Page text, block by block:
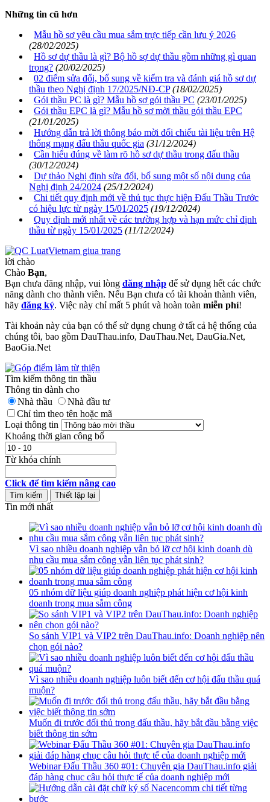
Những tin cũ hơn
Mẫu hồ sơ yêu cầu mua sắm trực tiếp cần lưu ý 2026
(28/02/2025)
Hồ sơ dự thầu là gì? Bộ hồ sợ dự thầu gồm những gì quan
trọng? (20/02/2025)
02 điểm sửa đổi, bổ sung về kiểm tra và đánh giá hồ sơ dự
thầu theo Nghị định 17/2025/NĐ-CP (18/02/2025)
Gói thầu PC là gì? Mẫu hồ sơ gói thầu PC (23/01/2025)
Gói thầu EPC là gì? Mẫu hồ sơ mời thầu gói thầu EPC
(21/01/2025)
Hướng dẫn trả lời thông báo mời đối chiếu tài liệu trên Hệ
thống mạng đấu thầu quốc gia (31/12/2024)
Cần hiểu đúng về làm rõ hồ sơ dự thầu trong đấu thầu
(30/12/2024)
Dự thảo Nghị định sửa đổi, bổ sung một số nội dung của
Nghị định 24/2024 (25/12/2024)
Chi tiết quy định mới về thủ tục thực hiện Đấu Thầu Trước
có hiệu lực từ ngày 15/01/2025 (19/12/2024)
Quy định mới nhất về các trường hợp và hạn mức chỉ định
thầu từ ngày 15/01/2025 (11/12/2024)
lời chào
Chào Bạn,
Bạn chưa đăng nhập, vui lòng đăng nhập để sử dụng hết các chức
năng dành cho thành viên. Nếu Bạn chưa có tài khoản thành viên,
hãy đăng ký. Việc này chỉ mất 5 phút và hoàn toàn miễn phí!
Tài khoản này của bạn có thể sử dụng chung ở tất cả hệ thống của
chúng tôi, bao gồm DauThau.info, DauThau.Net, DauGia.Net,
BaoGia.Net
Tìm kiếm thông tin thầu
Thông tin dành cho
Nhà thầu
Nhà đầu tư
Chỉ tìm theo tên hoặc mã
Loại thông tin
Khoảng thời gian công bố
Từ khóa chính
Click để tìm kiếm nâng cao
Tin mới nhất
Vì sao nhiều doanh nghiệp vẫn bỏ lỡ cơ hội kinh doanh dù
nhu cầu mua sắm công vẫn liên tục phát sinh?
05 nhóm dữ liệu giúp doanh nghiệp phát hiện cơ hội kinh
doanh trong mua sắm công
So sánh VIP1 và VIP2 trên DauThau.info: Doanh nghiệp nên
chọn gói nào?
Vì sao nhiều doanh nghiệp luôn biết đến cơ hội đấu thầu quá
muộn?
Muốn đi trước đối thủ trong đấu thầu, hãy bắt đầu bằng việc
biết thông tin sớm
Webinar Đấu Thầu 360 #01: Chuyên gia DauThau.info giải
đáp hàng chục câu hỏi thực tế của doanh nghiệp mới